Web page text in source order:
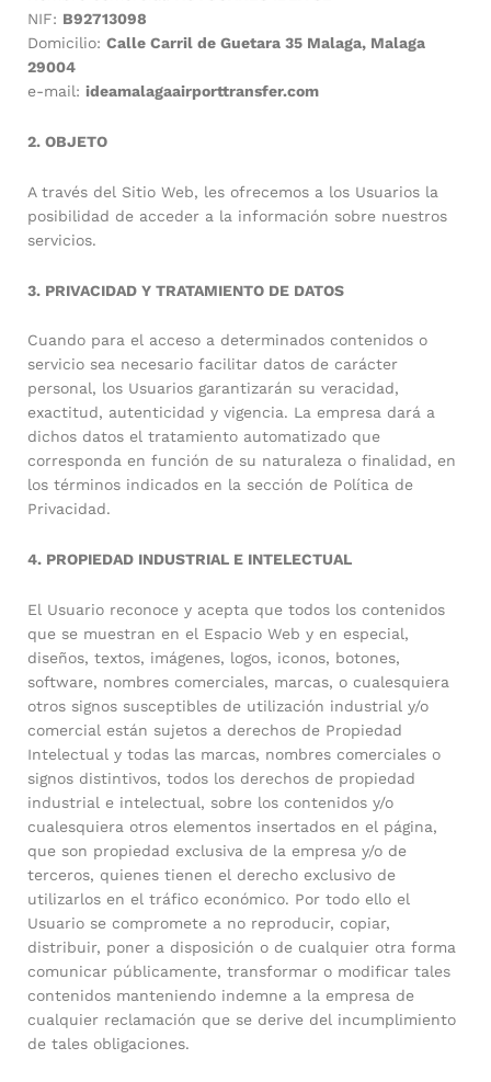
NIF: B92713098
Domicilio: Calle Carril de Guetara 35 Malaga, Malaga
29004
e-mail: ideamalagaairporttransfer.com
2. OBJETO
A través del Sitio Web, les ofrecemos a los Usuarios la
posibilidad de acceder a la información sobre nuestros
servicios.
3. PRIVACIDAD Y TRATAMIENTO DE DATOS
Cuando para el acceso a determinados contenidos o
servicio sea necesario facilitar datos de carácter
personal, los Usuarios garantizarán su veracidad,
exactitud, autenticidad y vigencia. La empresa dará a
dichos datos el tratamiento automatizado que
corresponda en función de su naturaleza o finalidad, en
los términos indicados en la sección de Política de
Privacidad.
4. PROPIEDAD INDUSTRIAL E INTELECTUAL
El Usuario reconoce y acepta que todos los contenidos
que se muestran en el Espacio Web y en especial,
diseños, textos, imágenes, logos, iconos, botones,
software, nombres comerciales, marcas, o cualesquiera
otros signos susceptibles de utilización industrial y/o
comercial están sujetos a derechos de Propiedad
Intelectual y todas las marcas, nombres comerciales o
signos distintivos, todos los derechos de propiedad
industrial e intelectual, sobre los contenidos y/o
cualesquiera otros elementos insertados en el página,
que son propiedad exclusiva de la empresa y/o de
terceros, quienes tienen el derecho exclusivo de
utilizarlos en el tráfico económico. Por todo ello el
Usuario se compromete a no reproducir, copiar,
distribuir, poner a disposición o de cualquier otra forma
comunicar públicamente, transformar o modificar tales
contenidos manteniendo indemne a la empresa de
cualquier reclamación que se derive del incumplimiento
de tales obligaciones.